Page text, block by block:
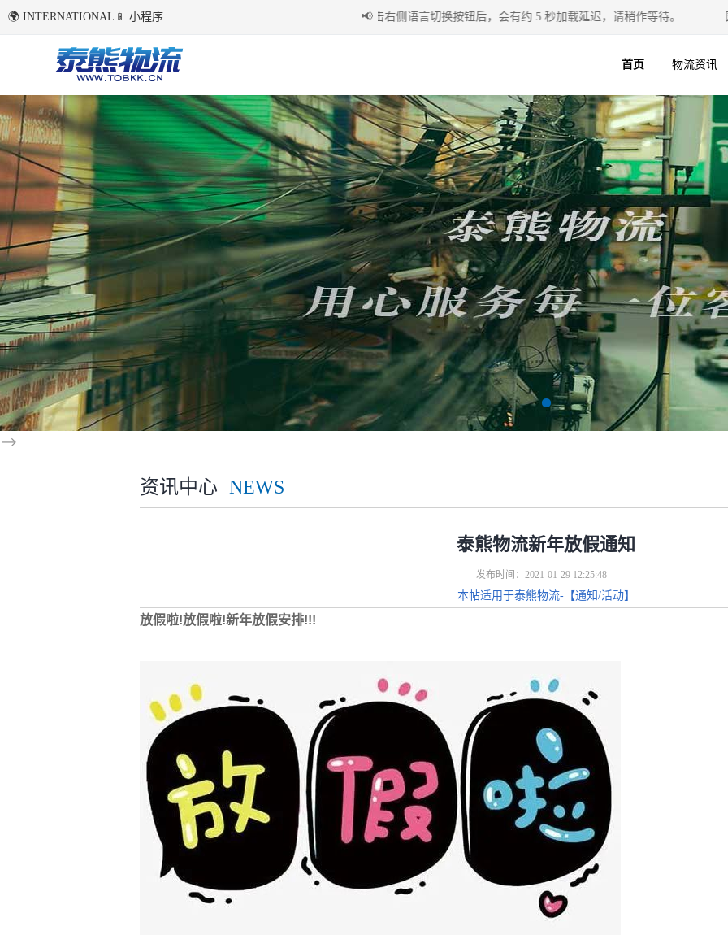
-->
🌍 INTERNATIONAL 📱 小程序 📢
国内环境下首次点击右侧语言切换按钮后，会有约 5 秒加载延迟，请稍作等待。 国
首页 物流资讯
资讯中心 NEWS
泰熊物流新年放假通知
发布时间：2021-01-29 12:25:48
本帖适用于泰熊物流-【通知/活动】
放假啦!放假啦!新年放假安排!!!